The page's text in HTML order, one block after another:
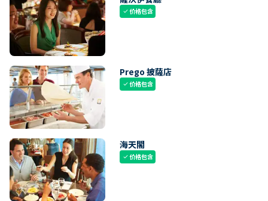
check价格包含
Prego 披薩店
check价格包含
海天閣
check价格包含